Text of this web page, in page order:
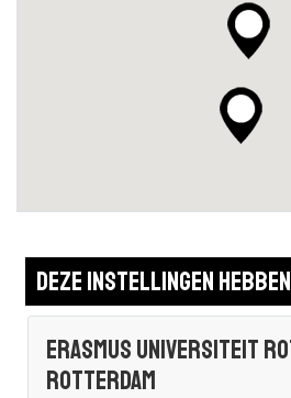
Deze instellingen hebben
Erasmus Universiteit
Rotterdam